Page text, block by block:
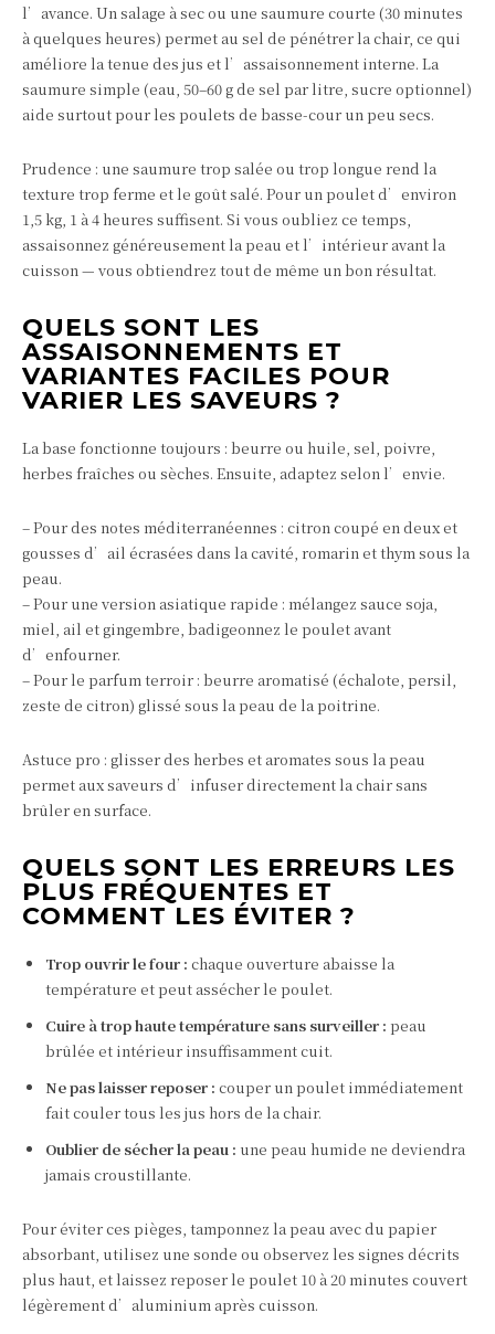
l’avance. Un salage à sec ou une saumure courte (30 minutes
à quelques heures) permet au sel de pénétrer la chair, ce qui
améliore la tenue des jus et l’assaisonnement interne. La
saumure simple (eau, 50–60 g de sel par litre, sucre optionnel)
aide surtout pour les poulets de basse-cour un peu secs.
Prudence : une saumure trop salée ou trop longue rend la
texture trop ferme et le goût salé. Pour un poulet d’environ
1,5 kg, 1 à 4 heures suffisent. Si vous oubliez ce temps,
assaisonnez généreusement la peau et l’intérieur avant la
cuisson — vous obtiendrez tout de même un bon résultat.
QUELS SONT LES
ASSAISONNEMENTS ET
VARIANTES FACILES POUR
VARIER LES SAVEURS ?
La base fonctionne toujours : beurre ou huile, sel, poivre,
herbes fraîches ou sèches. Ensuite, adaptez selon l’envie.
– Pour des notes méditerranéennes : citron coupé en deux et
gousses d’ail écrasées dans la cavité, romarin et thym sous la
peau.
– Pour une version asiatique rapide : mélangez sauce soja,
miel, ail et gingembre, badigeonnez le poulet avant
d’enfourner.
– Pour le parfum terroir : beurre aromatisé (échalote, persil,
zeste de citron) glissé sous la peau de la poitrine.
Astuce pro : glisser des herbes et aromates sous la peau
permet aux saveurs d’infuser directement la chair sans
brûler en surface.
QUELS SONT LES ERREURS LES
PLUS FRÉQUENTES ET
COMMENT LES ÉVITER ?
Trop ouvrir le four : chaque ouverture abaisse la
température et peut assécher le poulet.
Cuire à trop haute température sans surveiller : peau
brûlée et intérieur insuffisamment cuit.
Ne pas laisser reposer : couper un poulet immédiatement
fait couler tous les jus hors de la chair.
Oublier de sécher la peau : une peau humide ne deviendra
jamais croustillante.
Pour éviter ces pièges, tamponnez la peau avec du papier
absorbant, utilisez une sonde ou observez les signes décrits
plus haut, et laissez reposer le poulet 10 à 20 minutes couvert
légèrement d’aluminium après cuisson.